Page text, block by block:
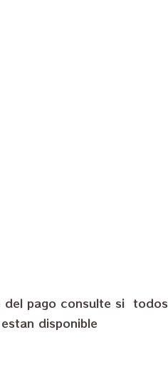
del pago consulte si todos
disponible